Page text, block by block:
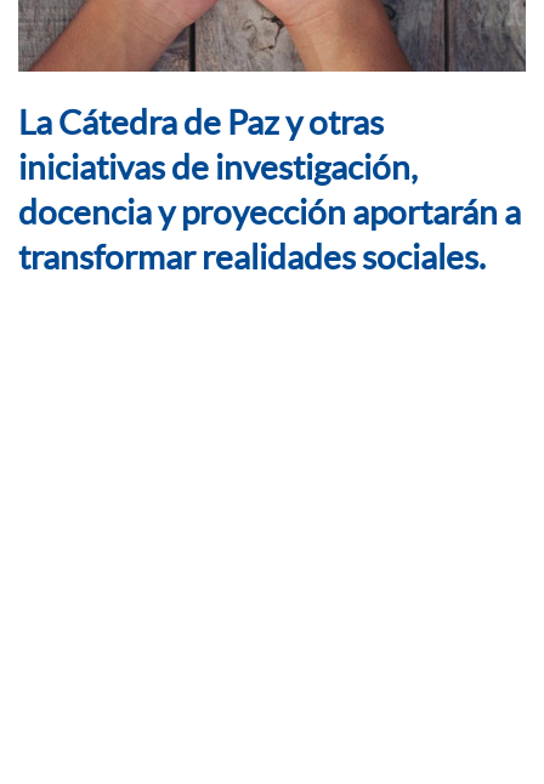
La Cátedra de Paz y otras
iniciativas de investigación,
docencia y proyección aportarán a
transformar realidades sociales.